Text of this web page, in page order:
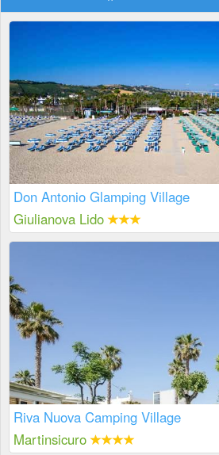
Don Antonio Glamping Village
Giulianova Lido
Riva Nuova Camping Village
Martinsicuro